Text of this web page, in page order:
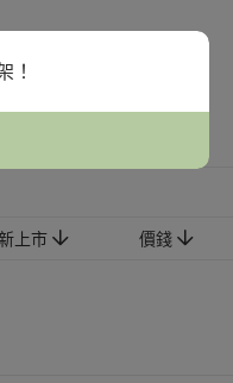
！
品
上市 價錢